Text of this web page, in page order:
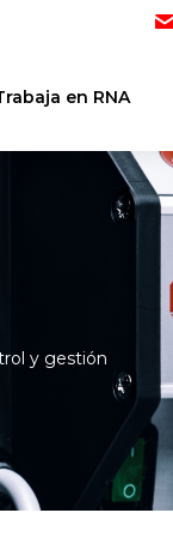
en RNA
y gestión